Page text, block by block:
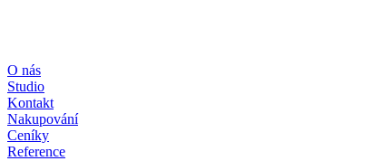
O nás
Studio
Kontakt
Nakupování
Ceníky
Reference